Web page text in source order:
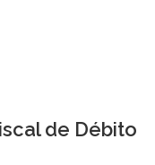
de Débito